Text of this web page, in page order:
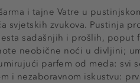
i tajne Vatre u
svjetskih zvukova. Pustinja
sadašnjih i prošlih, poput
neobične noći u divljini;
parfem od meda: svi
i nezaboravnom iskustvu: